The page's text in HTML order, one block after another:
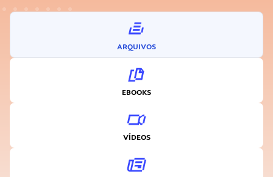
ARQUIVOS
EBOOKS
VÍDEOS